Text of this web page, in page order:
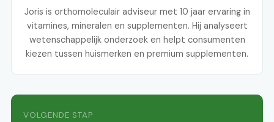
Joris is orthomoleculair adviseur met 10 jaar ervaring in
vitamines, mineralen en supplementen. Hij analyseert
wetenschappelijk onderzoek en helpt consumenten
kiezen tussen huismerken en premium supplementen.
VOLGENDE STAP